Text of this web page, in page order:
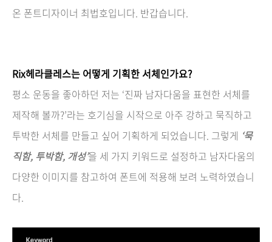
온 폰트디자이너 최법호입니다. 반갑습니다.
Rix헤라클레스는 어떻게 기획한 서체인가요?
평소 운동을 좋아하던 저는 ‘진짜 남자다움을 표현한 서체를
제작해 볼까?’라는 호기심을 시작으로 아주 강하고 묵직하고
투박한 서체를 만들고 싶어 기획하게 되었습니다. 그렇게 ‘묵
직함, 투박함, 개성’을 세 가지 키워드로 설정하고 남자다움의
다양한 이미지를 참고하여 폰트에 적용해 보려 노력하였습니
다.